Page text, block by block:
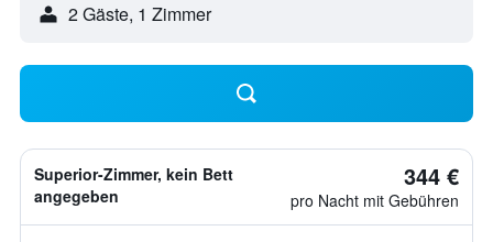
2 Gäste, 1 Zimmer
Superior-Zimmer, kein Bett
angegeben
344 €
pro Nacht mit Gebühren